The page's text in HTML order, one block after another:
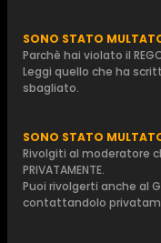
SONO STATO
Parchè hai violato il
Leggi quello che ha
sbagliato.
SONO STATO
Rivolgiti al moderatore
PRIVATAMENTE.
Puoi rivolgerti anche al
contattandolo